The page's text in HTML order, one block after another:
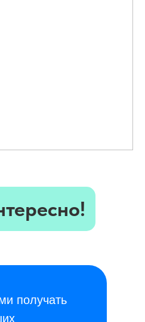
получать